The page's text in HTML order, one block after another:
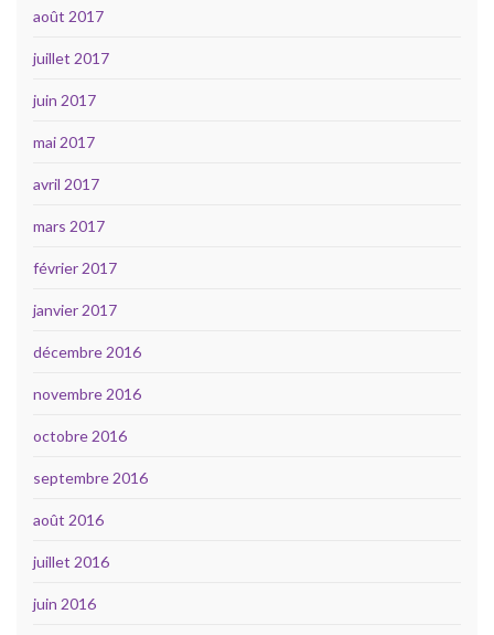
août 2017
juillet 2017
juin 2017
mai 2017
avril 2017
mars 2017
février 2017
janvier 2017
décembre 2016
novembre 2016
octobre 2016
septembre 2016
août 2016
juillet 2016
juin 2016